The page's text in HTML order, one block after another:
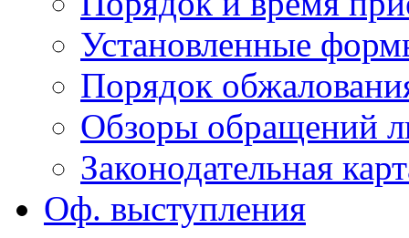
Установленные
Порядок
Обзоры обращений
Законодательная
Оф. выступления